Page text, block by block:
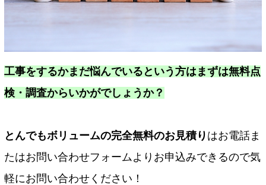
工事をするかまだ悩んでいるという方はまずは無料点
検・調査からいかがでしょうか？
とんでもボリュームの完全無料のお見積り はお電話ま
たはお問い合わせフォームよりお申込みできるので気
軽にお問い合わせください！